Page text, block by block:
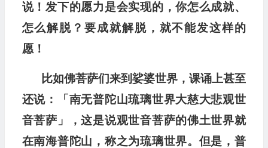
说！发下的愿力是会实现的，你怎么成就、
怎么解脱？要成就解脱，就不能发这样的
愿！
比如佛菩萨们来到娑婆世界，课诵上甚至
还说：
「南无普陀山琉璃世界大慈大悲观世
音菩萨」，这是说观世音菩萨的佛土世界就
在南海普陀山，称之为琉璃世界。但是，普